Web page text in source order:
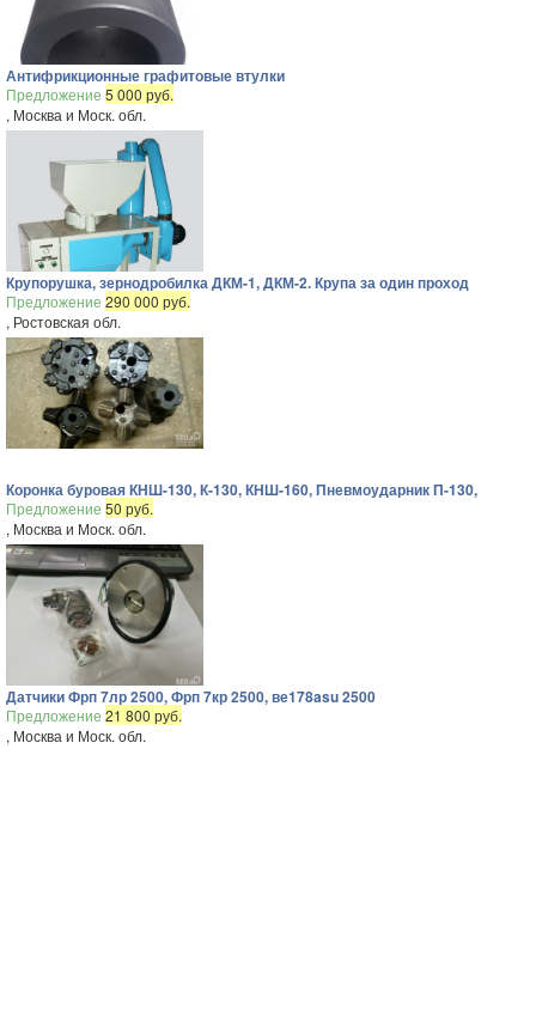
Антифрикционные графитовые втулки
Предложение 5 000 руб.
, Москва и Моск. обл.
Крупорушка, зернодробилка ДКМ-1, ДКМ-2. Крупа за один проход
Предложение 290 000 руб.
, Ростовская обл.
Коронка буровая КНШ-130, К-130, КНШ-160, Пневмоударник П-130,
Предложение 50 руб.
, Москва и Моск. обл.
Датчики Фрп 7лр 2500, Фрп 7кр 2500, ве178asu 2500
Предложение 21 800 руб.
, Москва и Моск. обл.